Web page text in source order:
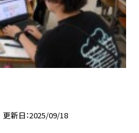
更新日 2025/09/18